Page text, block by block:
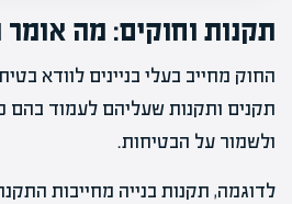
תקנות וחוקים: מה אומר
החוק מחייב בעלי בניינים לוודא
תקנים ותקנות שעליהם לעמוד בהם
ולשמור על הבטיחות.
לדוגמה, תקנות בנייה מחייבות